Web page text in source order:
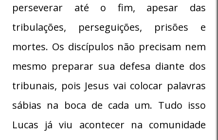
perseverar até o fim, apesar das
tribulações, perseguições, prisões e
mortes. Os discípulos não precisam nem
mesmo preparar sua defesa diante dos
tribunais, pois Jesus vai colocar palavras
sábias na boca de cada um. Tudo isso
Lucas já viu acontecer na comunidade